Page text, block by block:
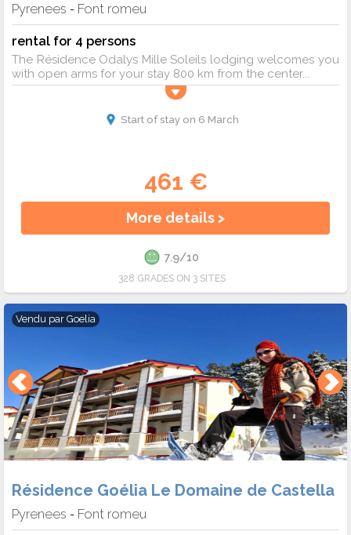
Pyrenees - Font romeu
rental for 4 persons
The Résidence Odalys Mille Soleils lodging welcomes you
with open arms for your stay 800 km from the center...
Start of stay on 6 March
461 €
More details >
7.9/10
328 GRADES ON 3 SITES
Vendu par Goelia
Résidence Goélia Le Domaine de Castella
Pyrenees - Font romeu